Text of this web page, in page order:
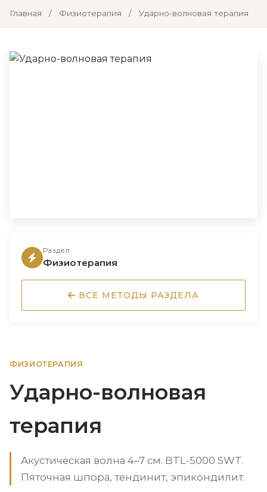
Главная / Физиотерапия / Ударно-волновая терапия
Раздел
Физиотерапия
ВСЕ МЕТОДЫ РАЗДЕЛА
ФИЗИОТЕРАПИЯ
Ударно-волновая
терапия
Акустическая волна 4–7 см. BTL-5000 SWT.
Пяточная шпора, тендинит, эпикондилит.